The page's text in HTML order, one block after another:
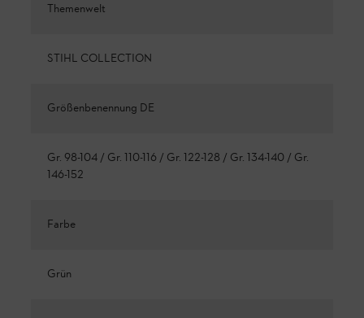
Themenwelt
STIHL COLLECTION
Größenbenennung DE
Gr. 98-104 / Gr. 110-116 / Gr. 122-128 / Gr. 134-140 / Gr.
146-152
Farbe
Grün